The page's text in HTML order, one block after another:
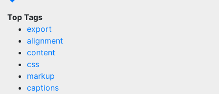
Top Tags
export
alignment
content
css
markup
captions